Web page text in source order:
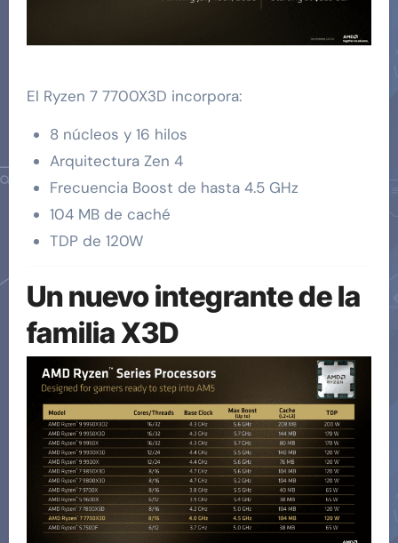
El Ryzen 7 7700X3D incorpora:
8 núcleos y 16 hilos
Arquitectura Zen 4
Frecuencia Boost de hasta 4.5 GHz
104 MB de caché
TDP de 120W
Un nuevo integrante de la
familia X3D